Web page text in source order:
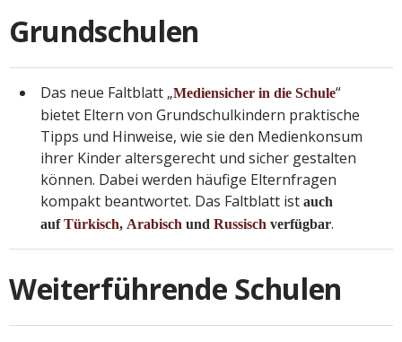
Grundschulen
Das neue Faltblatt „Mediensicher in die Schule“
bietet Eltern von Grundschulkindern praktische
Tipps und Hinweise, wie sie den Medienkonsum
ihrer Kinder altersgerecht und sicher gestalten
können. Dabei werden häufige Elternfragen
kompakt beantwortet. Das Faltblatt ist auch
aufTürkisch, Arabisch und Russisch verfügbar.
Weiterführende Schulen